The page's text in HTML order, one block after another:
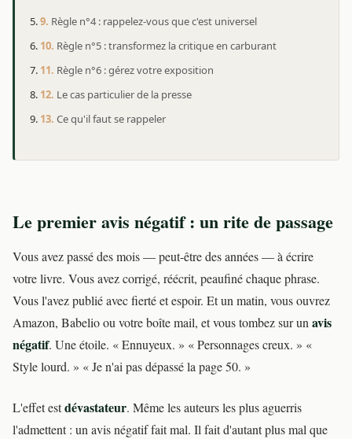
Règle n°4 : rappelez-vous que c'est universel
Règle n°5 : transformez la critique en carburant
Règle n°6 : gérez votre exposition
Le cas particulier de la presse
Ce qu'il faut se rappeler
Le premier avis négatif : un rite de passage
Vous avez passé des mois — peut-être des années — à écrire
votre livre. Vous avez corrigé, réécrit, peaufiné chaque phrase.
Vous l'avez publié avec fierté et espoir. Et un matin, vous ouvrez
Amazon, Babelio ou votre boîte mail, et vous tombez sur unavis
négatif. Une étoile. « Ennuyeux. » « Personnages creux. » «
Style lourd. » « Je n'ai pas dépassé la page 50. »
L'effet estdévastateur. Même les auteurs les plus aguerris
l'admettent : un avis négatif fait mal. Il fait d'autant plus mal que